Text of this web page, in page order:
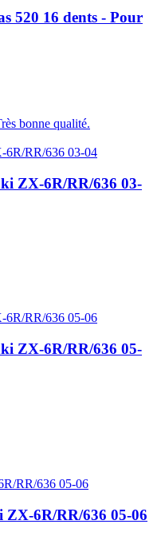
520 16 dents - Pour
bonne qualité.
ZX-6R/RR/636 03-
ZX-6R/RR/636 05-
6R/RR/636 05-06